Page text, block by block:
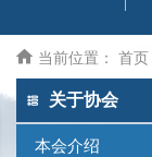
当前位置： 首页
关于协会
本会介绍